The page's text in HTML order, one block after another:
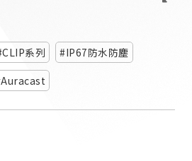
CLIP系列
IP67防水防塵
Auracast